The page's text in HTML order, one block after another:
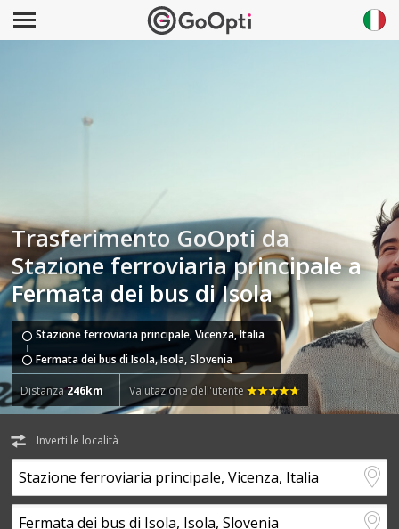
Trasferimento GoOpti da
Stazione ferroviaria principale a
Fermata dei bus di Isola
Stazione ferroviaria principale, Vicenza, Italia
Fermata dei bus di Isola, Isola, Slovenia
Distanza246km Valutazione dell'utente
Inverti le località